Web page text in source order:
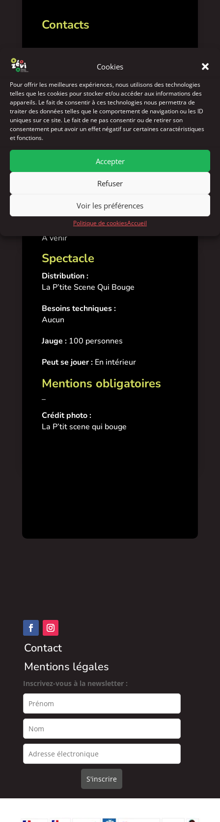
Cookies
Pour offrir les meilleures expériences, nous utilisons des technologies
telles que les cookies pour stocker et/ou accéder aux informations des
appareils. Le fait de consentir à ces technologies nous permettra de
traiter des données telles que le comportement de navigation ou les ID
uniques sur ce site. Le fait de ne pas consentir ou de retirer son
consentement peut avoir un effet négatif sur certaines caractéristiques
et fonctions.
Accepter
Refuser
Voir les préférences
Politique de cookiesAccueil
Contacts
laptitescenequibouge@gmail.com
0262476063
La P'tite Scène Qui Bouge
Pour connaître les tarifs, merci de contacter
(le coût d’une prestation artistique varie en
personnes engagées : artistes, technicien·ne·s,
Prochaines dates
À venir
Spectacle
Distribution :
La P’tite Scene Qui Bouge
Besoins techniques :
Aucun
Jauge : 100 personnes
Peut se jouer : En intérieur
Mentions obligatoires
–
Crédit photo :
La P’tit scene qui bouge
Contact
Mentions légales
Inscrivez-vous à la newsletter :